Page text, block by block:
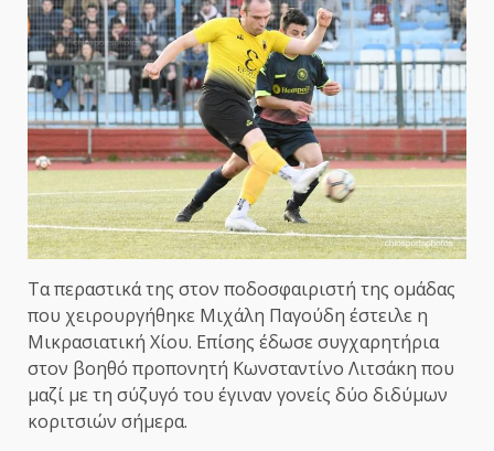
Τα περαστικά της στον ποδοσφαιριστή της ομάδας
που χειρουργήθηκε Μιχάλη Παγούδη έστειλε η
Μικρασιατική Χίου. Επίσης έδωσε συγχαρητήρια
στον βοηθό προπονητή Κωνσταντίνο Λιτσάκη που
μαζί με τη σύζυγό του έγιναν γονείς δύο διδύμων
κοριτσιών σήμερα.